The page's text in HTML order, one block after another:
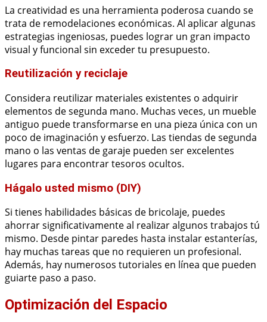
La creatividad es una herramienta poderosa cuando se
trata de remodelaciones económicas. Al aplicar algunas
estrategias ingeniosas, puedes lograr un gran impacto
visual y funcional sin exceder tu presupuesto.
Reutilización y reciclaje
Considera reutilizar materiales existentes o adquirir
elementos de segunda mano. Muchas veces, un mueble
antiguo puede transformarse en una pieza única con un
poco de imaginación y esfuerzo. Las tiendas de segunda
mano o las ventas de garaje pueden ser excelentes
lugares para encontrar tesoros ocultos.
Hágalo usted mismo (DIY)
Si tienes habilidades básicas de bricolaje, puedes
ahorrar significativamente al realizar algunos trabajos tú
mismo. Desde pintar paredes hasta instalar estanterías,
hay muchas tareas que no requieren un profesional.
Además, hay numerosos tutoriales en línea que pueden
guiarte paso a paso.
Optimización del Espacio